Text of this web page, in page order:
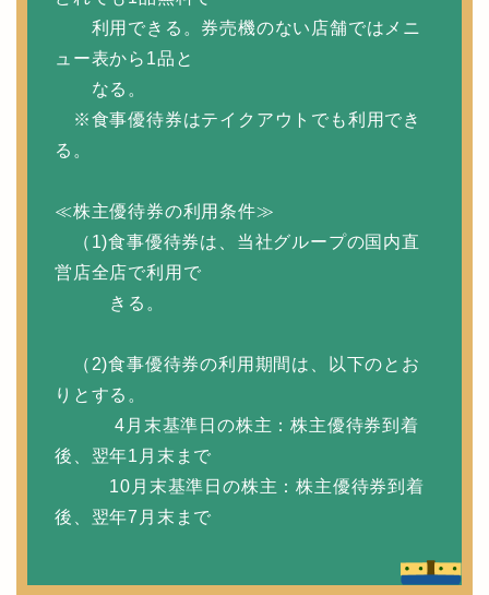
利用できる。券売機のない店舗ではメニ
ュー表から1品と
なる。
※食事優待券はテイクアウトでも利用でき
る。
≪株主優待券の利用条件≫
（1)食事優待券は、当社グループの国内直
営店全店で利用で
きる。
（2)食事優待券の利用期間は、以下のとお
りとする。
4月末基準日の株主：株主優待券到着
後、翌年1月末まで
10月末基準日の株主：株主優待券到着
後、翌年7月末まで